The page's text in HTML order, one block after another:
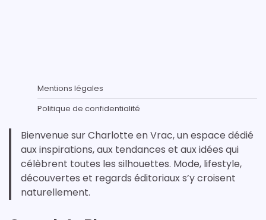
Mentions légales
Politique de confidentialité
Bienvenue sur Charlotte en Vrac, un espace dédié
aux inspirations, aux tendances et aux idées qui
célèbrent toutes les silhouettes. Mode, lifestyle,
découvertes et regards éditoriaux s’y croisent
naturellement.